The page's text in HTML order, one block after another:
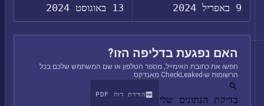
13 באוגוסט 2024
האם נפגעת בדליפה הזו?
חפשו את כתובת האימייל, מספר הטלפון או שם המשתמש שלכם בכל
הרשומות ש-CheckLeaked מאנדקס.
בדיקת הנתונים שלי הורדת דוח PDF